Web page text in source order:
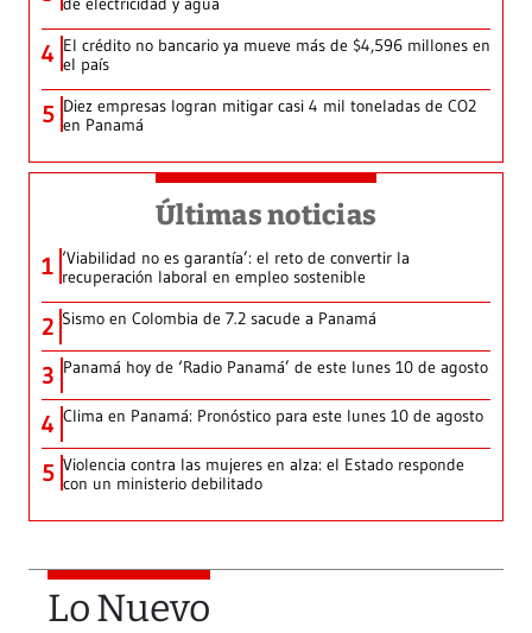
4 El crédito no bancario ya mueve más de $4,596 millones en
el país
5 Diez empresas logran mitigar casi 4 mil toneladas de CO2
en Panamá
Últimas noticias
1 ‘Viabilidad no es garantía’: el reto de convertir la
recuperación laboral en empleo sostenible
2 Sismo en Colombia de 7.2 sacude a Panamá
3 Panamá hoy de ‘Radio Panamá’ de este lunes 10 de agosto
4 Clima en Panamá: Pronóstico para este lunes 10 de agosto
5 Violencia contra las mujeres en alza: el Estado responde
con un ministerio debilitado
Lo Nuevo